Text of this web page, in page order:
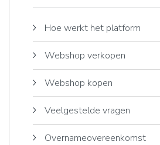
Hoe werkt het platform
Webshop verkopen
Webshop kopen
Veelgestelde vragen
Overnameovereenkomst